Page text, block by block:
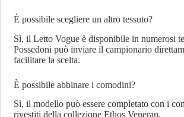
È possibile scegliere un altro tessuto?
Sì, il Letto Vogue è disponibile in numerosi
Possedoni può inviare il campionario
facilitare la scelta.
È possibile abbinare i comodini?
Sì, il modello può essere completato con i
rivestiti della collezione Ethos Veneran.